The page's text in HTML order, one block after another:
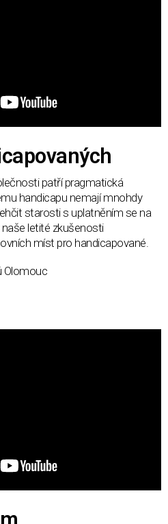
patří pragmatická
handicapu nemají mnohdy
starosti s uplatněním se na
letité zkušenosti
míst pro handicapované.
Olomouc